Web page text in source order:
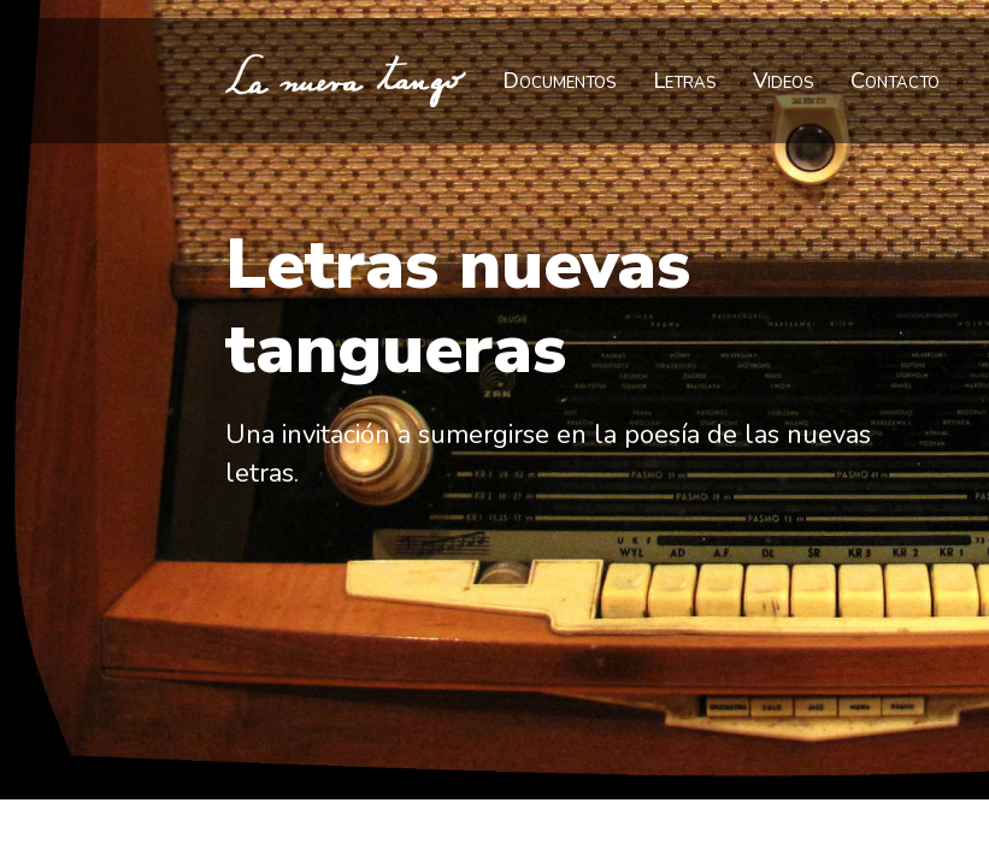
Documentos Letras Videos Contacto
Letras nuevas
tangueras
Una invitación a sumergirse en la poesía de las nuevas
letras.